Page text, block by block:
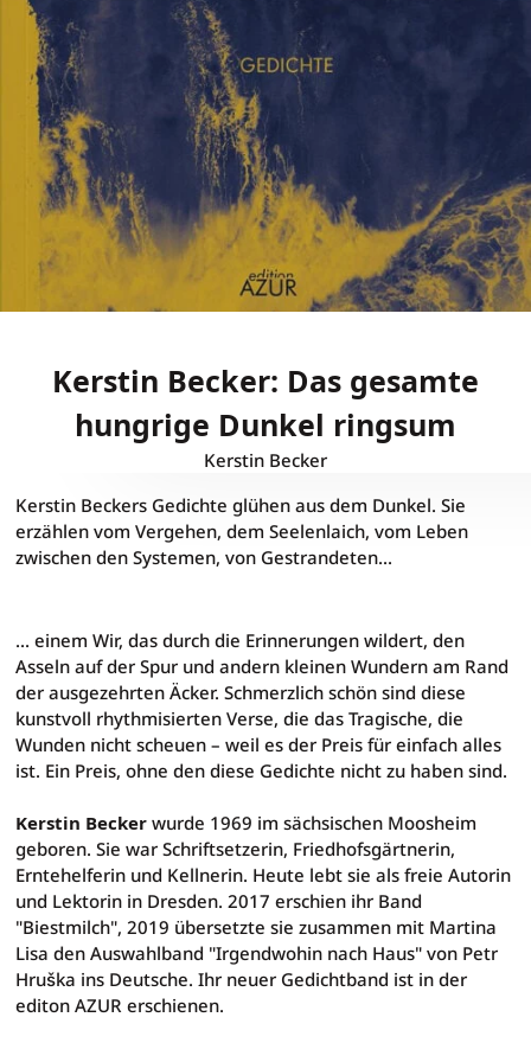
Kerstin Becker: Das gesamte
hungrige Dunkel ringsum
Kerstin Becker
Kerstin Becker: Das
Kerstin Beckers Gedichte glühen aus dem Dunkel. Sie
erzählen vom Vergehen, dem Seelenlaich, vom Leben
zwischen den Systemen, von Gestrandeten...
... einem Wir, das durch die Erinnerungen wildert, den
Asseln auf der Spur und andern kleinen Wundern am Rand
der ausgezehrten Äcker. Schmerzlich schön sind diese
kunstvoll rhythmisierten Verse, die das Tragische, die
Wunden nicht scheuen – weil es der Preis für einfach alles
ist. Ein Preis, ohne den diese Gedichte nicht zu haben sind.
Kerstin Beckerwurde 1969 im sächsischen Moosheim
geboren. Sie war Schriftsetzerin, Friedhofsgärtnerin,
Erntehelferin und Kellnerin. Heute lebt sie als freie Autorin
und Lektorin in Dresden. 2017 erschien ihr Band
"Biestmilch", 2019 übersetzte sie zusammen mit Martina
Lisa den Auswahlband "Irgendwohin nach Haus" von Petr
Hruška ins Deutsche. Ihr neuer Gedichtband ist in der
editon AZUR erschienen.